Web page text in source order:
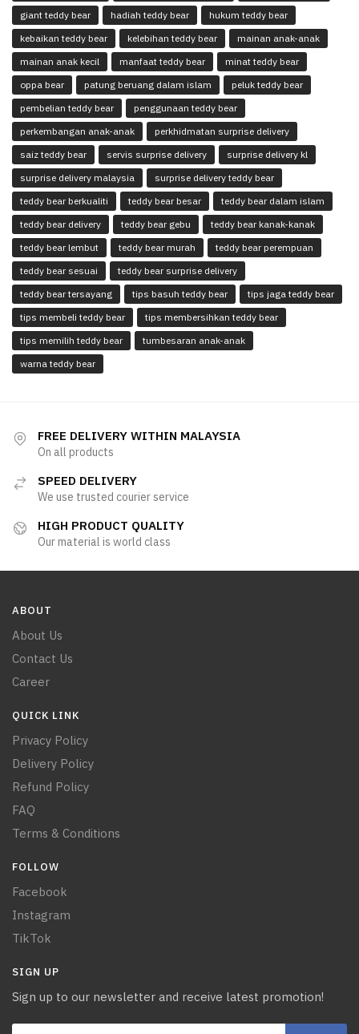
giant teddy bear
hadiah teddy bear
hukum teddy bear
kebaikan teddy bear
kelebihan teddy bear
mainan anak-anak
mainan anak kecil
manfaat teddy bear
minat teddy bear
oppa bear
patung beruang dalam islam
peluk teddy bear
pembelian teddy bear
penggunaan teddy bear
perkembangan anak-anak
perkhidmatan surprise delivery
saiz teddy bear
servis surprise delivery
surprise delivery kl
surprise delivery malaysia
surprise delivery teddy bear
teddy bear berkualiti
teddy bear besar
teddy bear dalam islam
teddy bear delivery
teddy bear gebu
teddy bear kanak-kanak
teddy bear lembut
teddy bear murah
teddy bear perempuan
teddy bear sesuai
teddy bear surprise delivery
teddy bear tersayang
tips basuh teddy bear
tips jaga teddy bear
tips membeli teddy bear
tips membersihkan teddy bear
tips memilih teddy bear
tumbesaran anak-anak
warna teddy bear
FREE DELIVERY WITHIN MALAYSIA
On all products
SPEED DELIVERY
We use trusted courier service
HIGH PRODUCT QUALITY
Our material is world class
ABOUT
About Us
Contact Us
Career
QUICK LINK
Privacy Policy
Delivery Policy
Refund Policy
FAQ
Terms & Conditions
FOLLOW
Facebook
Instagram
TikTok
SIGN UP
Sign up to our newsletter and receive latest promotion!